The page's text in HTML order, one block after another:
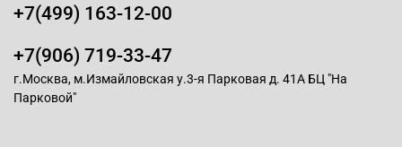
+7(499) 163-12-00
+7(906) 719-33-47
г.Москва, м.Измайловская у.3-я Парковая д. 41А БЦ "На
Парковой"